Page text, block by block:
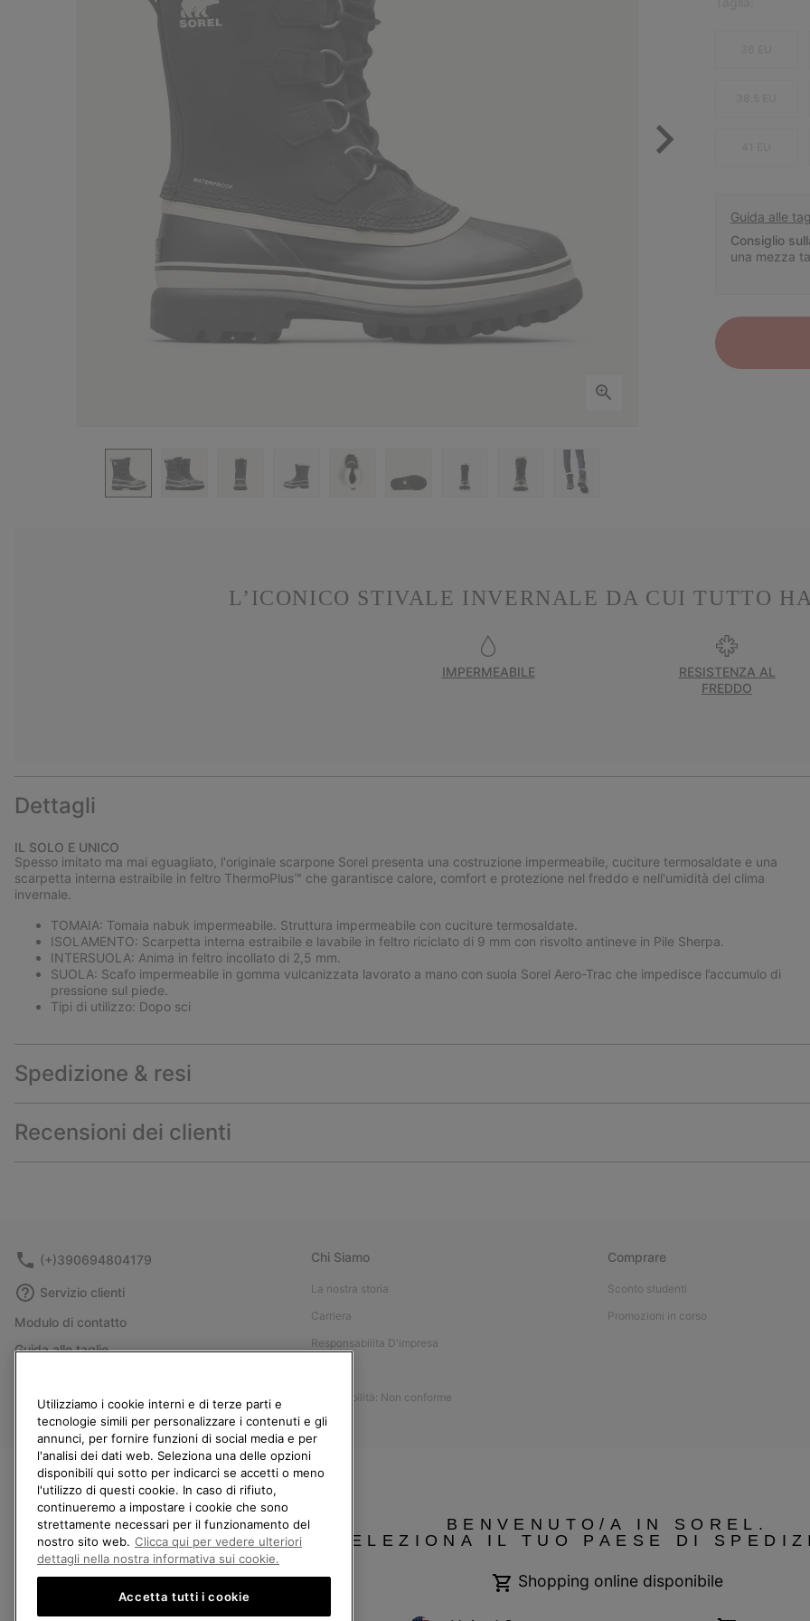
Guida alle
Consiglio
una mezza
L’ICONICO STIVALE INVERNALE DA CUI TUTTO
IMPERMEABILE
RESISTENZA AL
FREDDO
Dettagli
IL SOLO E UNICO
Spesso imitato ma mai eguagliato, l'originale scarpone Sorel presenta una costruzione impermeabile, cuciture termosaldate e una
scarpetta interna estraibile in feltro ThermoPlus™ che garantisce calore, comfort e protezione nel freddo e nell'umidità del clima
invernale.
TOMAIA: Tomaia nabuk impermeabile. Struttura impermeabile con cuciture termosaldate.
ISOLAMENTO: Scarpetta interna estraibile e lavabile in feltro riciclato di 9 mm con risvolto antineve in Pile Sherpa.
INTERSUOLA: Anima in feltro incollato di 2,5 mm.
SUOLA: Scafo impermeabile in gomma vulcanizzata lavorato a mano con suola Sorel Aero-Trac che impedisce l’accumulo di
pressione sul piede.
Tipi di utilizzo: Dopo sci
Spedizione & resi
Recensioni dei clienti
(+)390694804179
Servizio clienti
Modulo di contatto
Guida alle taglie
Resi
Recedi dal contratto
I miei ordini
Spedizione
Pagamento
Domande frequenti
Chi Siamo
La nostra storia
Carriera
Responsabilita D'impresa
Accessibilità: Non conforme
Comprare
Sconto studenti
Promozioni in corso
BENVENUTO/A IN SOREL.
SELEZIONA IL TUO PAESE DI
Shopping online disponibile
Utilizziamo i cookie interni e di terze parti e
tecnologie simili per personalizzare i contenuti e gli
annunci, per fornire funzioni di social media e per
l'analisi dei dati web. Seleziona una delle opzioni
disponibili qui sotto per indicarci se accetti o meno
l'utilizzo di questi cookie. In caso di rifiuto,
continueremo a impostare i cookie che sono
strettamente necessari per il funzionamento del
nostro sito web. Clicca qui per vedere ulteriori
dettagli nella nostra informativa sui cookie.
Accetta tutti i cookie